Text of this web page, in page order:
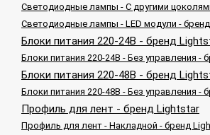
Светодиодные лампы - С другими
Светодиодные лампы - LED модули -
Блоки питания 220-24В - бренд
Блоки питания 220-24В - Без управления -
Блоки питания 220-48В - бренд
Блоки питания 220-48В - Без управления -
Профиль для лент - бренд Lightstar
Профиль для лент - Накладной - бренд